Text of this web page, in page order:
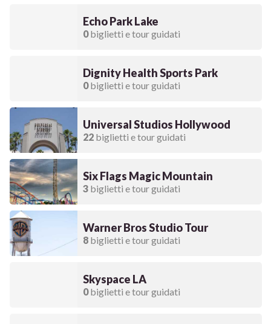
Echo Park Lake
0biglietti e tour guidati
Dignity Health Sports Park
0biglietti e tour guidati
Universal Studios Hollywood
22biglietti e tour guidati
Six Flags Magic Mountain
3biglietti e tour guidati
Warner Bros Studio Tour
8biglietti e tour guidati
Skyspace LA
0biglietti e tour guidati